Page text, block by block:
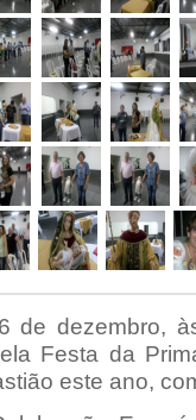
de dezembro,
Festa da
este ano,